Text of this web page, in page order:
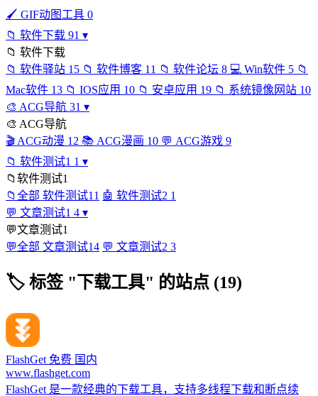
🖌️ GIF动图工具 0
📁 软件下载 91 ▾
📁 软件下载
📁 软件驿站 15 📁 软件博客 11 📁 软件论坛 8 💻 Win软件 5 📁
Mac软件 13 📁 IOS应用 10 📁 安卓应用 19 📁 系统镜像网站 10
🎨 ACG导航 31 ▾
🎨 ACG导航
🎬 ACG动漫 12 📚 ACG漫画 10 💬 ACG游戏 9
📁 软件测试1 1 ▾
📁 软件测试1
📁 全部 软件测试1 1 🤖 软件测试2 1
💬 文章测试1 4 ▾
💬文章测试1
💬全部 文章测试14 💬 文章测试2 3
🏷 标签 "下载工具" 的站点 (19)
FlashGet 免费 国内
www.flashget.com
FlashGet 是一款经典的下载工具，支持多线程下载和断点续